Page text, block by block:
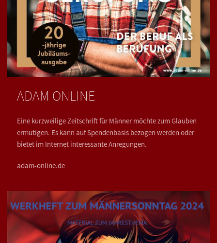
ADAM ONLINE
Eine kurzweilige Zeitschrift für Männer möchte zum Glauben
ermutigen. Es kann auf Spendenbasis bezogen werden oder
bietet im Internet interessante Anregungen.
adam-online.de